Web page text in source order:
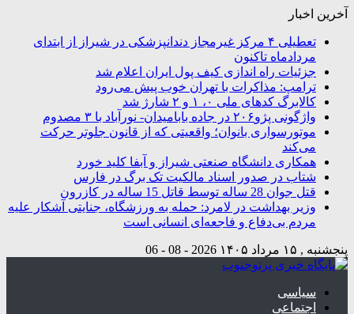
آخرین اخبار
تعطیلی ۴ مرکز غیرمجاز دندانپزشکی در شیراز از ابتدای
مردادماه تاکنون
جزئیات راه اندازی کیف پول ایران اعلام شد
ترامپ: مذاکرات با تهران خوب پیش می‌رود
کالابرگ کدهای ملی ۰، ۱ و ۲ شارژ شد
واژگونی پژو۲۰۶ در جاده بابامیدان- نورآباد با ۳ مصدوم
موتورسواری بانوان؛ واقعیتی که از قانون جلوتر حرکت
می‌کند
همکاری دانشگاه صنعتی شیراز و آبفا کلید خورد
شتاب در صدور اسناد مالکیت تک برگ در فارس
قتل جوان 28 ساله توسط قاتل 15 ساله در کازرون
وزیر بهداشت در لامرد: حمله به ورزشگاه، جنایتی آشکار علیه
مردم بی‌دفاع و فاجعه‌ای انسانی است
پنجشنبه , ۱۵ مرداد ۱۴۰۵ 2026 - 08 - 06
سیاسی
اجتماعی